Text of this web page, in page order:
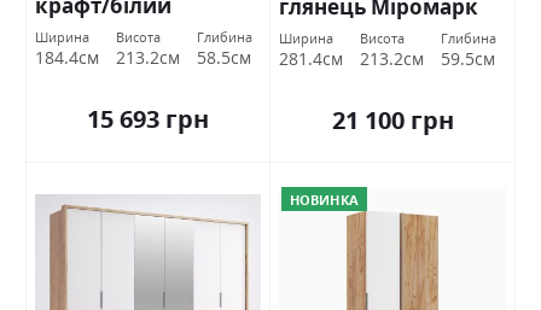
глянець Міромарк
Ширина
184.4см
Висота
213.2см
Глибина
58.5см
15 693 грн
глянець Міромарк
Ширина
281.4см
Висота
213.2см
Глибина
59.5см
21 100 грн
НОВИНКА